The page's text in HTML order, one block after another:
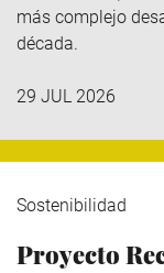
más complejo
década.
29 JUL 2026
Sostenibilidad
Proyecto